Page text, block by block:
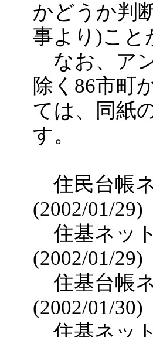
かどうか判
事より)こと
なお、ア
除く86市町
ては、同紙
す。
住民台帳
(2002/01/29)
住基ネッ
(2002/01/29)
住基台帳
(2002/01/30)
住基ネッ